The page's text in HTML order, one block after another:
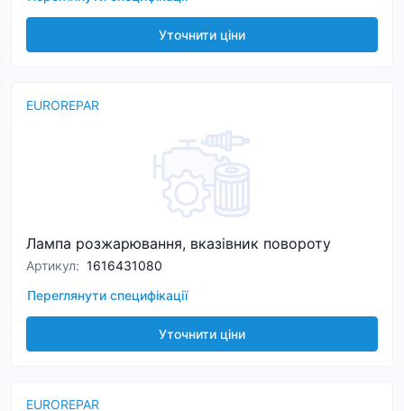
Уточнити ціни
EUROREPAR
Лампа розжарювання, вказівник повороту
Артикул: 1616431080
Переглянути специфікації
Уточнити ціни
EUROREPAR